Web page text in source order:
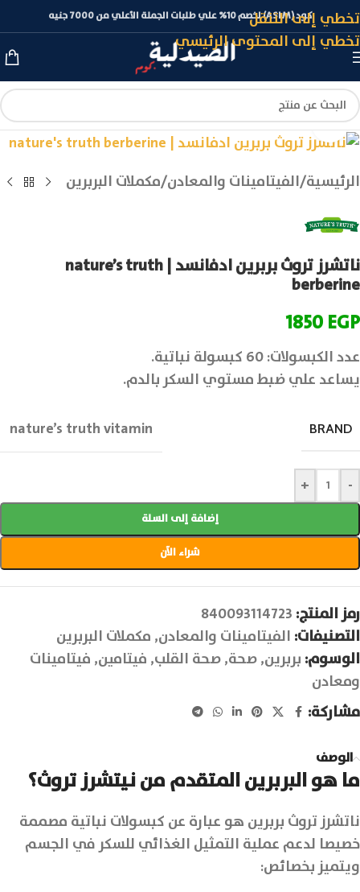
تخطي إلى التنقل
تخطي إلى المحتوى الرئيسي
كود (ASLM) لخصم 10% علي طلبات الجملة الأعلي من 7000 جنيه
انقر للتكبير
الرئيسية/الفيتامينات والمعادن/مكملات البربرين
ناتشرز تروث بربرين ادفانسد | nature’s truth
berberine
1850EGP
عدد الكبسولات: 60 كبسولة نباتية.
يساعد علي ضبط مستوي السكر بالدم.
BRAND
nature’s truth vitamin
-
+
إضافة إلى السلة
شراء الآن
رمز المنتج: 840093114723
التصنيفات: الفيتامينات والمعادن, مكملات البربرين
الوسوم: بربرين,صحة,صحة القلب, فيتامين, فيتامينات
ومعادن
مشاركة:
الوصف
ما هو البربرين المتقدم من نيتشرز تروث؟
ناتشرز تروث بربرين هو عبارة عن كبسولات نباتية مصممة
خصيصا لدعم عملية التمثيل الغذائي للسكر في الجسم
ويتميز بخصائص: